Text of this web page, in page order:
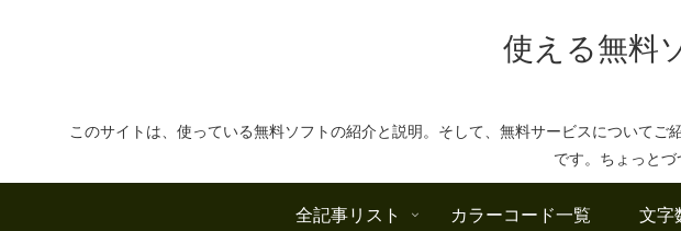
使える無料
このサイトは、使っている無料ソフトの紹介と説明。そして、無料サービスについて
です。ちょっとづ
全記事リスト カラーコード一覧 文字